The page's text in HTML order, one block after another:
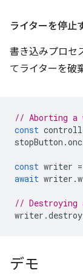
ライターを停止
書き込みプロセ
てライターを破
// Aborting a
const
stopButton .
const writer =
await writer .
// Destroying
writer .destroy
デモ